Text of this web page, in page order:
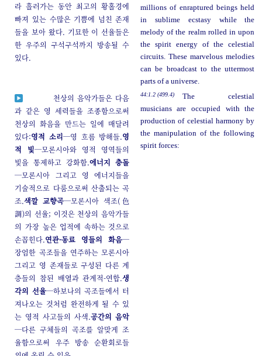
라 흘러가는 동안 최고의 황홀경에
빠져 있는 수많은 기쁨에 넘친 존재
들을 보아 왔다. 기묘한 이 선율들은
한 우주의 구석구석까지 방송될 수
있다.
millions of enraptured beings held
in sublime ecstasy while the
melody of the realm rolled in upon
the spirit energy of the celestial
circuits. These marvelous melodies
can be broadcast to the uttermost
parts of a universe.
천상의 음악가들은 다음
과 같은 영 세력들을 조종함으로써
천상의 화음을 만드는 일에 매달려
있다:영적 소리─영 흐름 방해들.영
적 빛─모론시아와 영적 영역들의
빛을 통제하고 강화함.에너지 충돌
─모론시아 그리고 영 에너지들을
기술적으로 다룸으로써 산출되는 곡
조.색깔 교향곡─모론시아 색조(色
調)의 선율; 이것은 천상의 음악가들
의 가장 높은 업적에 속하는 것으로
손꼽힌다.연관-동료 영들의 화음─
장엄한 곡조들을 연주하는 모론시아
그리고 영 존재들로 구성된 다른 계
층들의 참된 배열과 관계적-연합.생
각의 선율─하보나의 곡조들에서 터
져나오는 것처럼 완전하게 될 수 있
는 영적 사고들의 사색.공간의 음악
─다른 구체들의 곡조를 알맞게 조
율함으로써 우주 방송 순환회로들
44:1.2 (499.4)
The celestial
musicians are occupied with the
production of celestial harmony by
the manipulation of the following
spirit forces: